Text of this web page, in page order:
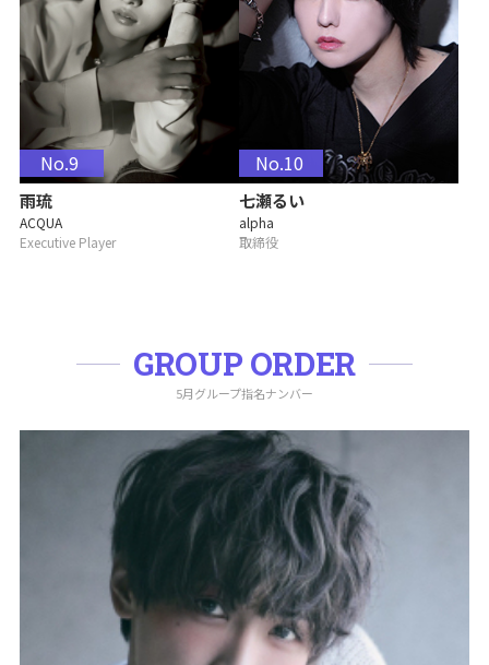
No.9
雨琉
ACQUA
Executive Player
No.10
七瀬るい
alpha
取締役
GROUP ORDER
5月グループ指名ナンバー